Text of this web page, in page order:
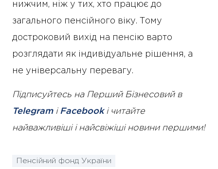
нижчим, ніж у тих, хто працює до
загального пенсійного віку. Тому
достроковий вихід на пенсію варто
розглядати як індивідуальне рішення, а
не універсальну перевагу.
Підписуйтесь на Перший Бізнесовий в
Telegramі Facebookі читайте
найважливіші і найсвіжіші новини першими!
Пенсійний фонд України